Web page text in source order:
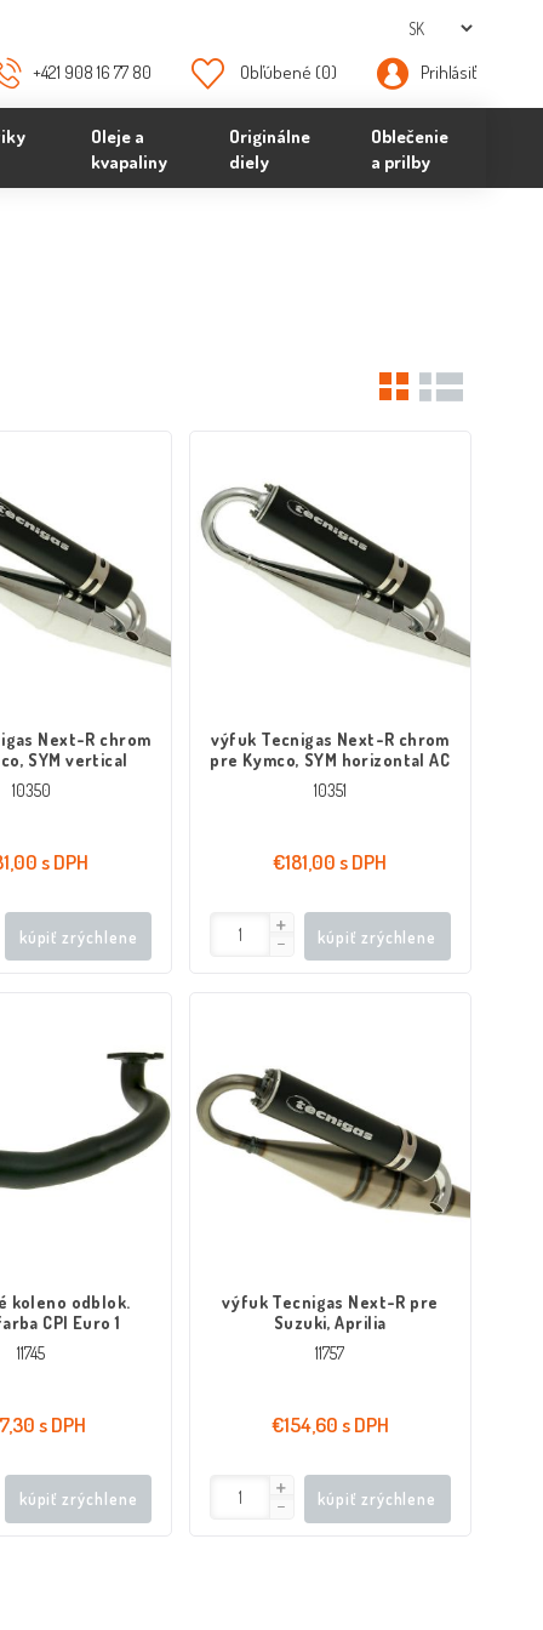
+421 908 16 77 80 Obľúbené (0) Prihlásiť
Oleje a
kvapaliny
Originálne
diely
Oblečenie
a prilby
Next-R chrom
SYM vertical
10350
s DPH
kúpiť zrýchlene
výfuk Tecnigas Next-R chrom
pre Kymco, SYM horizontal AC
10351
€181,00 s DPH
kúpiť zrýchlene
koleno odblok.
CPI Euro 1
11745
s DPH
kúpiť zrýchlene
výfuk Tecnigas Next-R pre
Suzuki, Aprilia
11757
€154,60 s DPH
kúpiť zrýchlene